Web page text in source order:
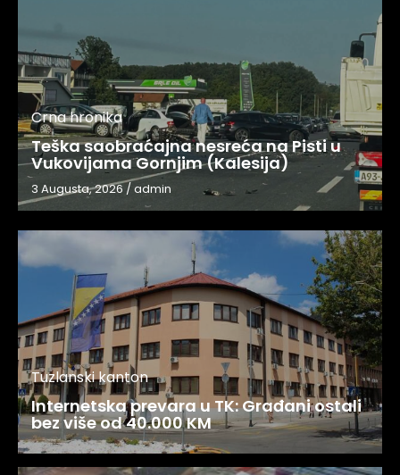
Crna hronika
Teška saobraćajna nesreća na Pisti u
Vukovijama Gornjim (Kalesija)
3 Augusta, 2026/admin
Tuzlanski kanton
Internetska prevara u TK: Građani ostali
bez više od 40.000 KM